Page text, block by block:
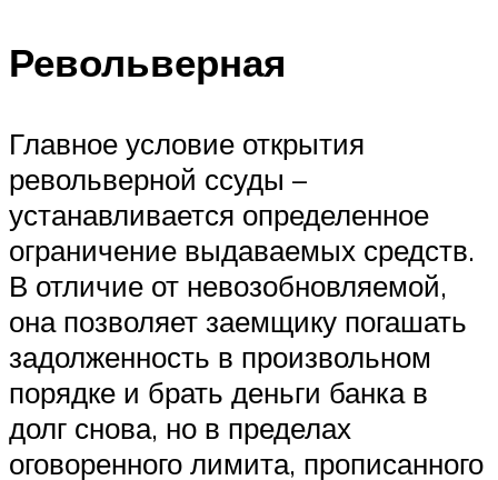
Револьверная
Главное условие открытия
револьверной ссуды –
устанавливается определенное
ограничение выдаваемых средств.
В отличие от невозобновляемой,
она позволяет заемщику погашать
задолженность в произвольном
порядке и брать деньги банка в
долг снова, но в пределах
оговоренного лимита, прописанного